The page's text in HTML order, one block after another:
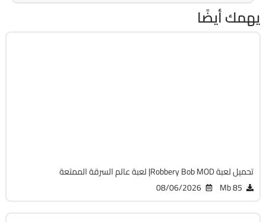
يهمك أيضًا
تحميل لعبة Robbery Bob MOD| لعبة عالم السرقة الممتعة
85 Mb
08/06/2026